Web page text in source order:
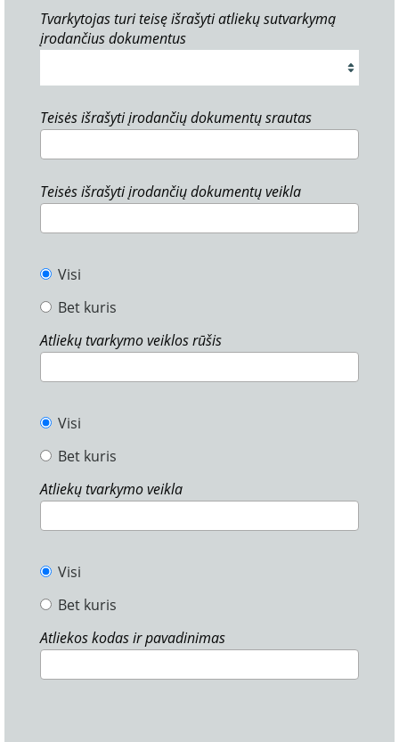
Tvarkytojas turi teisę išrašyti atliekų sutvarkymą
įrodančius dokumentus
Teisės išrašyti įrodančių dokumentų srautas
Teisės išrašyti įrodančių dokumentų veikla
Visi
Bet kuris
Atliekų tvarkymo veiklos rūšis
Visi
Bet kuris
Atliekų tvarkymo veikla
Visi
Bet kuris
Atliekos kodas ir pavadinimas